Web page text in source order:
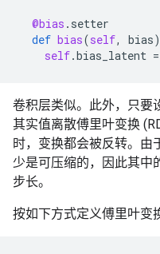
@bias . setter
def bias(self, bias
self.bias_latent =
卷积层类似。此外，只要
其实值离散傅里叶变换
时，变换都会被反转。由
少是可压缩的，因此其中
步长。
按如下方式定义傅里叶变